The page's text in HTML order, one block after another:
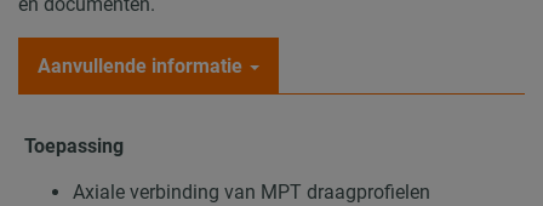
en documenten.
Aanvullende informatie
Toepassing
Axiale verbinding van MPT draagprofielen